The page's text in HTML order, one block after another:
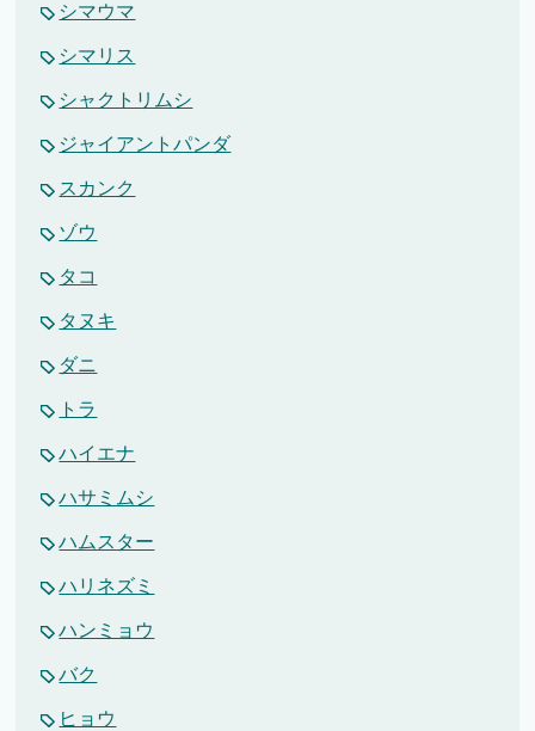
シマウマ
シマリス
シャクトリムシ
ジャイアントパンダ
スカンク
ゾウ
タコ
タヌキ
ダニ
トラ
ハイエナ
ハサミムシ
ハムスター
ハリネズミ
ハンミョウ
バク
ヒョウ